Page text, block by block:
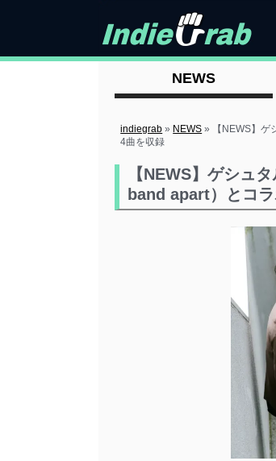
NEWS
indiegrab » NEWS »
【NEWS】
4曲を収録
【NEWS】ゲシュ
band apart）とコ